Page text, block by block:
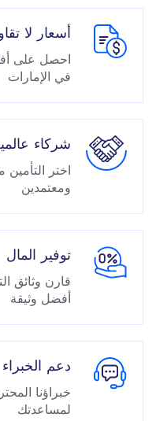
أسعار لا
احصل على
في الإمارات
شركاء
اختر
ومعتمدين
توفير المال
قارن وثائق
أفضل وثيقة
دعم الخبراء
لمساعدتك